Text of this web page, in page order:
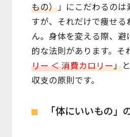
もの）」にこだわるのは
すが、それだけで痩せ
ん。身体を変える際、
的な法則があります。そ
リー ＜ 消費カロリー」
収支の原則です。
「体にいいもの」